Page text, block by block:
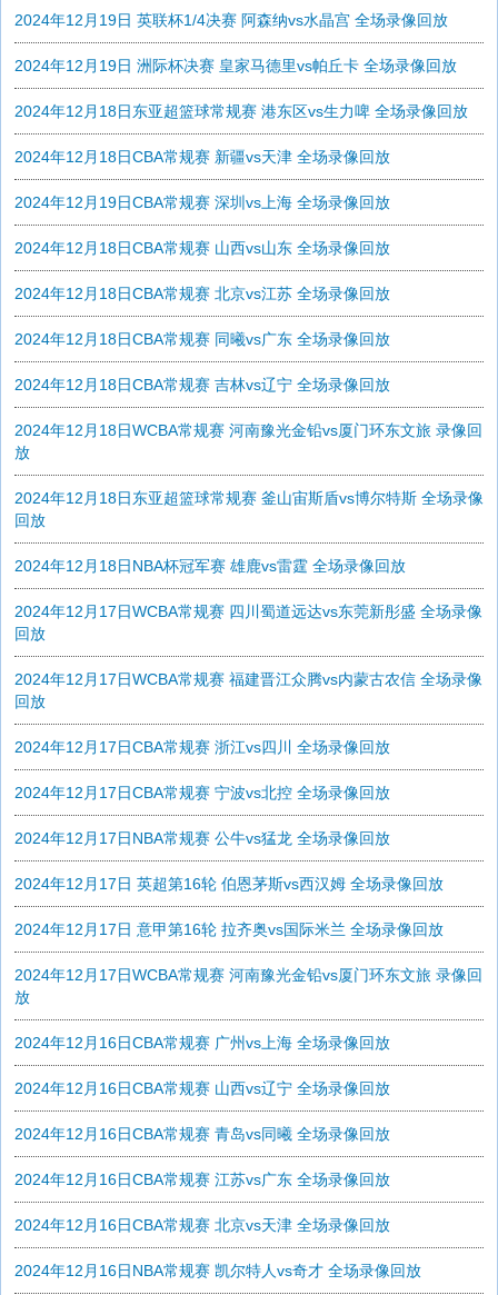
2024年12月19日 英联杯1/4决赛 阿森纳vs水晶宫 全场录像回放
2024年12月19日 洲际杯决赛 皇家马德里vs帕丘卡 全场录像回放
2024年12月18日东亚超篮球常规赛 港东区vs生力啤 全场录像回放
2024年12月18日CBA常规赛 新疆vs天津 全场录像回放
2024年12月19日CBA常规赛 深圳vs上海 全场录像回放
2024年12月18日CBA常规赛 山西vs山东 全场录像回放
2024年12月18日CBA常规赛 北京vs江苏 全场录像回放
2024年12月18日CBA常规赛 同曦vs广东 全场录像回放
2024年12月18日CBA常规赛 吉林vs辽宁 全场录像回放
2024年12月18日WCBA常规赛 河南豫光金铅vs厦门环东文旅 录像回
放
2024年12月18日东亚超篮球常规赛 釜山宙斯盾vs博尔特斯 全场录像
回放
2024年12月18日NBA杯冠军赛 雄鹿vs雷霆 全场录像回放
2024年12月17日WCBA常规赛 四川蜀道远达vs东莞新彤盛 全场录像
回放
2024年12月17日WCBA常规赛 福建晋江众腾vs内蒙古农信 全场录像
回放
2024年12月17日CBA常规赛 浙江vs四川 全场录像回放
2024年12月17日CBA常规赛 宁波vs北控 全场录像回放
2024年12月17日NBA常规赛 公牛vs猛龙 全场录像回放
2024年12月17日 英超第16轮 伯恩茅斯vs西汉姆 全场录像回放
2024年12月17日 意甲第16轮 拉齐奥vs国际米兰 全场录像回放
2024年12月17日WCBA常规赛 河南豫光金铅vs厦门环东文旅 录像回
放
2024年12月16日CBA常规赛 广州vs上海 全场录像回放
2024年12月16日CBA常规赛 山西vs辽宁 全场录像回放
2024年12月16日CBA常规赛 青岛vs同曦 全场录像回放
2024年12月16日CBA常规赛 江苏vs广东 全场录像回放
2024年12月16日CBA常规赛 北京vs天津 全场录像回放
2024年12月16日NBA常规赛 凯尔特人vs奇才 全场录像回放